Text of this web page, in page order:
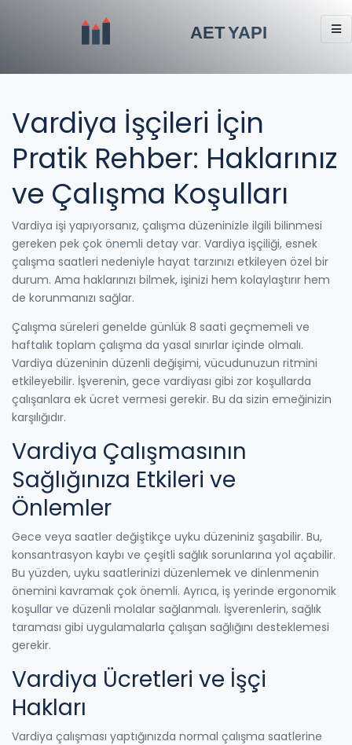
Vardiya İşçileri İçin
Pratik Rehber: Haklarınız
ve Çalışma Koşulları
Vardiya işi yapıyorsanız, çalışma düzeninizle ilgili bilinmesi
gereken pek çok önemli detay var. Vardiya işçiliği, esnek
çalışma saatleri nedeniyle hayat tarzınızı etkileyen özel bir
durum. Ama haklarınızı bilmek, işinizi hem kolaylaştırır hem
de korunmanızı sağlar.
Çalışma süreleri genelde günlük 8 saati geçmemeli ve
haftalık toplam çalışma da yasal sınırlar içinde olmalı.
Vardiya düzeninin düzenli değişimi, vücudunuzun ritmini
etkileyebilir. İşverenin, gece vardiyası gibi zor koşullarda
çalışanlara ek ücret vermesi gerekir. Bu da sizin emeğinizin
karşılığıdır.
Vardiya Çalışmasının
Sağlığınıza Etkileri ve
Önlemler
Gece veya saatler değiştikçe uyku düzeniniz şaşabilir. Bu,
konsantrasyon kaybı ve çeşitli sağlık sorunlarına yol açabilir.
Bu yüzden, uyku saatlerinizi düzenlemek ve dinlenmenin
önemini kavramak çok önemli. Ayrıca, iş yerinde ergonomik
koşullar ve düzenli molalar sağlanmalı. İşverenlerin, sağlık
taraması gibi uygulamalarla çalışan sağlığını desteklemesi
gerekir.
Vardiya Ücretleri ve İşçi
Hakları
Vardiya çalışması yaptığınızda normal çalışma saatlerine